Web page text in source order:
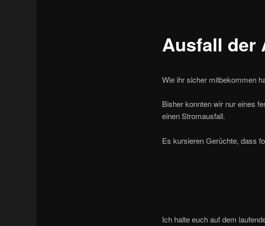
Ausfall der
Wie ihr sicher mitbekommen
Bisher konnten wir nur eines
einen Stromausfall.
Es kursieren Gerüchte, dass
Ich halte euch auf dem